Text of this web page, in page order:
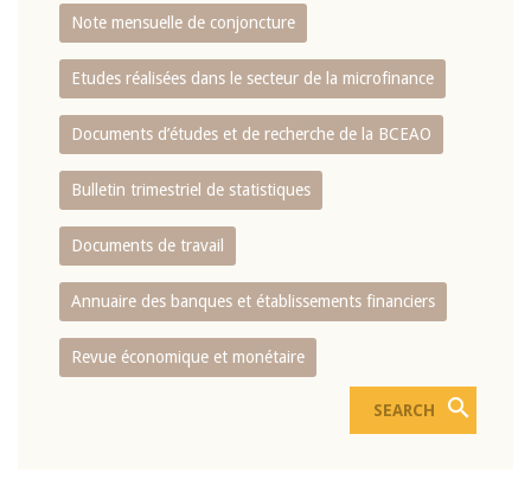
Note mensuelle de conjoncture
Etudes réalisées dans le secteur de la microfinance
Documents d’études et de recherche de la BCEAO
Bulletin trimestriel de statistiques
Documents de travail
Annuaire des banques et établissements financiers
Revue économique et monétaire